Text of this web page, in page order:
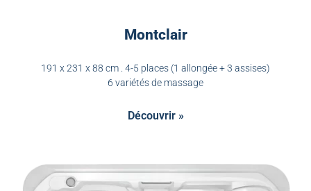
Montclair
191 x 231 x 88 cm . 4-5 places (1 allongée + 3 assises)
6 variétés de massage
Découvrir »